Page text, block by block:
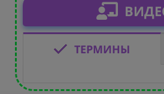
ТЕРМИНЫ